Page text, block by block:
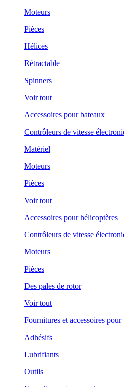
Moteurs
Pièces
Hélices
Rétractable
Spinners
Voir tout
Accessoires pour bateaux
Contrôleurs de vitesse
Matériel
Moteurs
Pièces
Voir tout
Accessoires pour hélicoptères
Contrôleurs de vitesse
Moteurs
Pièces
Des pales de rotor
Voir tout
Fournitures et accessoires
Adhésifs
Lubrifiants
Outils